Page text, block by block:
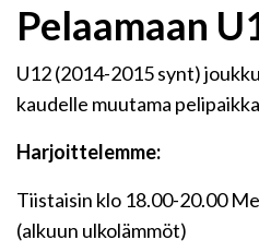
Pelaamaan
U12 (2014-2015 synt)
kaudelle muutama
Harjoittelemme:
Tiistaisin klo 18.00-20.00
(alkuun ulkolämmöt)